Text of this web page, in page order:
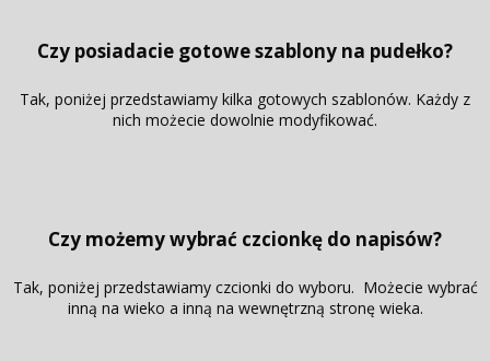
Czy posiadacie gotowe szablony na pudełko?
Tak, poniżej przedstawiamy kilka gotowych szablonów. Każdy z
nich możecie dowolnie modyfikować.
Czy możemy wybrać czcionkę do napisów?
Tak, poniżej przedstawiamy czcionki do wyboru. Możecie wybrać
inną na wieko a inną na wewnętrzną stronę wieka.